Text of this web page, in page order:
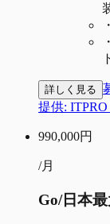
・
・
詳しく見る
提供: ITPRO
990,000円
/月
Go/日本